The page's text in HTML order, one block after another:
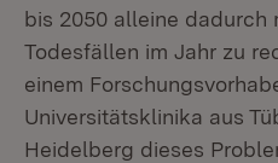
bis 2050 alleine dadurch
Todesfällen im Jahr zu
einem
Universitätsklinika aus
Heidelberg dieses